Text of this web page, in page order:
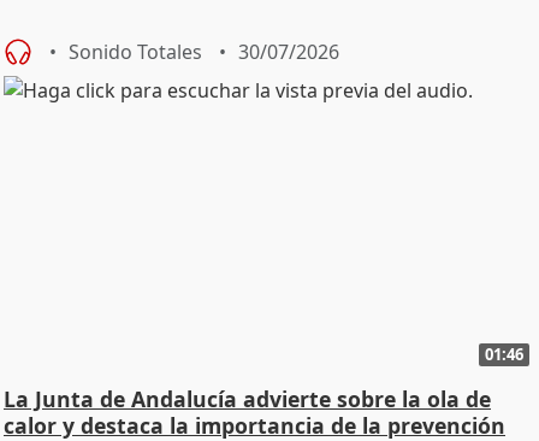
Sonido Totales 30/07/2026
01:46
La Junta de Andalucía advierte sobre la ola de
calor y destaca la importancia de la prevención